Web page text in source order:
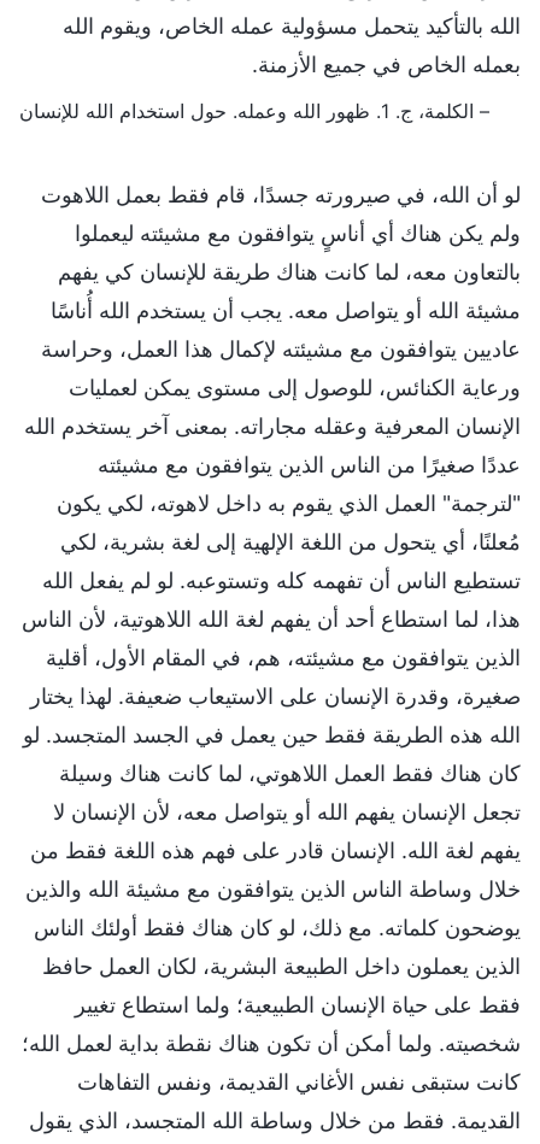
الله بالتأكيد يتحمل مسؤولية عمله الخاص، ويقوم الله
بعمله الخاص في جميع الأزمنة.
– الكلمة، ج. 1. ظهور الله وعمله. حول استخدام الله للإنسان
لو أن الله، في صيرورته جسدًا، قام فقط بعمل اللاهوت
ولم يكن هناك أي أناسٍ يتوافقون مع مشيئته ليعملوا
بالتعاون معه، لما كانت هناك طريقة للإنسان كي يفهم
مشيئة الله أو يتواصل معه. يجب أن يستخدم الله أُناسًا
عاديين يتوافقون مع مشيئته لإكمال هذا العمل، وحراسة
ورعاية الكنائس، للوصول إلى مستوى يمكن لعمليات
الإنسان المعرفية وعقله مجاراته. بمعنى آخر يستخدم الله
عددًا صغيرًا من الناس الذين يتوافقون مع مشيئته
"لترجمة" العمل الذي يقوم به داخل لاهوته، لكي يكون
مُعلنًا، أي يتحول من اللغة الإلهية إلى لغة بشرية، لكي
تستطيع الناس أن تفهمه كله وتستوعبه. لو لم يفعل الله
هذا، لما استطاع أحد أن يفهم لغة الله اللاهوتية، لأن الناس
الذين يتوافقون مع مشيئته، هم، في المقام الأول، أقلية
صغيرة، وقدرة الإنسان على الاستيعاب ضعيفة. لهذا يختار
الله هذه الطريقة فقط حين يعمل في الجسد المتجسد. لو
كان هناك فقط العمل اللاهوتي، لما كانت هناك وسيلة
تجعل الإنسان يفهم الله أو يتواصل معه، لأن الإنسان لا
يفهم لغة الله. الإنسان قادر على فهم هذه اللغة فقط من
خلال وساطة الناس الذين يتوافقون مع مشيئة الله والذين
يوضحون كلماته. مع ذلك، لو كان هناك فقط أولئك الناس
الذين يعملون داخل الطبيعة البشرية، لكان العمل حافظ
فقط على حياة الإنسان الطبيعية؛ ولما استطاع تغيير
شخصيته. ولما أمكن أن تكون هناك نقطة بداية لعمل الله؛
كانت ستبقى نفس الأغاني القديمة، ونفس التفاهات
القديمة. فقط من خلال وساطة الله المتجسد، الذي يقول